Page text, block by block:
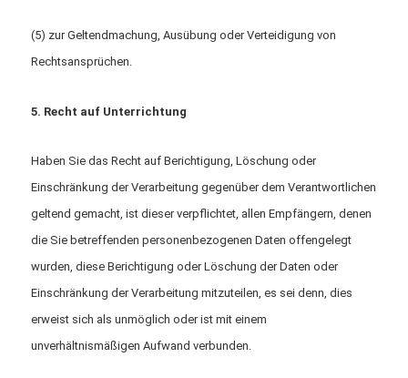
(5) zur Geltendmachung, Ausübung oder Verteidigung von
Rechtsansprüchen.
5. Recht auf Unterrichtung
Haben Sie das Recht auf Berichtigung, Löschung oder
Einschränkung der Verarbeitung gegenüber dem Verantwortlichen
geltend gemacht, ist dieser verpflichtet, allen Empfängern, denen
die Sie betreffenden personenbezogenen Daten offengelegt
wurden, diese Berichtigung oder Löschung der Daten oder
Einschränkung der Verarbeitung mitzuteilen, es sei denn, dies
erweist sich als unmöglich oder ist mit einem
unverhältnismäßigen Aufwand verbunden.